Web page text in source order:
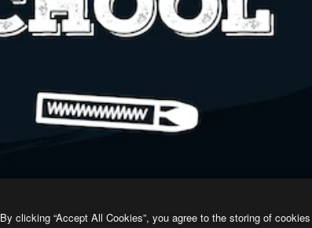
By clicking “Accept All Cookies”, you agree to the storing of